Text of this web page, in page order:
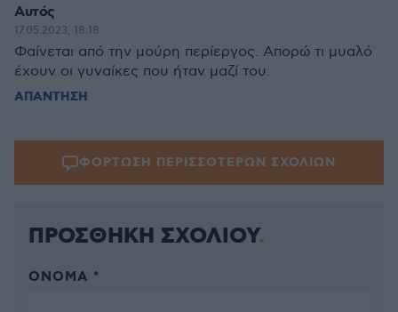
Αυτός
17.05.2023, 18:18
Φαίνεται από την μούρη περίεργος. Απορώ τι μυαλό
έχουν οι γυναίκες που ήταν μαζί του.
ΑΠΑΝΤΗΣΗ
ΦΟΡΤΩΣΗ ΠΕΡΙΣΣΟΤΕΡΩΝ ΣΧΟΛΙΩΝ
ΠΡΟΣΘΗΚΗ ΣΧΟΛΙΟΥ
ΌΝΟΜΑ *